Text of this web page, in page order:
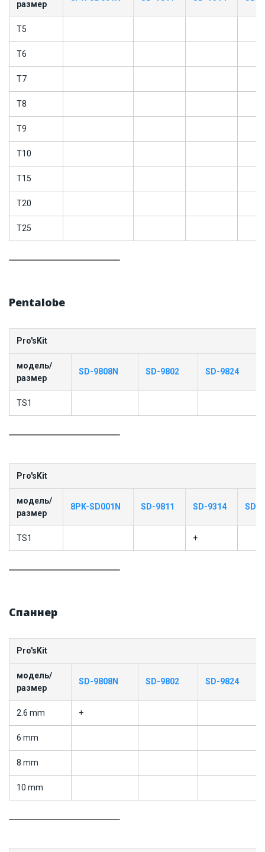
размер
T5
T6
T7
T8
T9
T10
T15
T20
T25
Pentalobe
Pro'sKit
модель/
размер
SD-9808N SD-9802 SD-9824
TS1
Pro'sKit
модель/
размер
8PK-SD001N SD-9811 SD-9314 SD-
TS1 +
Спаннер
Pro'sKit
модель/
размер
SD-9808N SD-9802 SD-9824
2.6 mm +
6 mm
8 mm
10 mm